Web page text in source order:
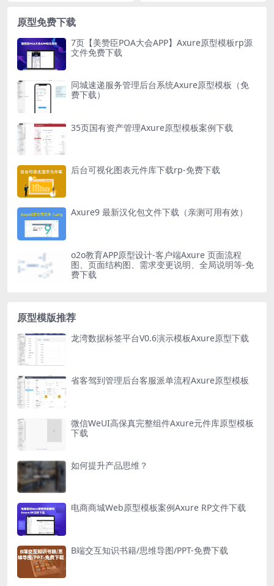
原型免费下载
7页【美赞臣POA大会APP】Axure原型模板rp源
文件免费下载
同城速递服务管理后台系统Axure原型模板（免
费下载）
35页国有资产管理Axure原型模板案例下载
后台可视化图表元件库下载rp-免费下载
Axure9 最新汉化包文件下载（亲测可用有效）
o2o教育APP原型设计-客户端Axure 页面流程
图、页面结构图、需求变更说明、全局说明等-免
费下载
原型模版推荐
龙湾数据标签平台V0.6演示模板Axure原型下载
省客驾到管理后台客服派单流程Axure原型模板
微信WeUI高保真完整组件Axure元件库原型模板
下载
如何提升产品思维？
电商商城Web原型模板案例Axure RP文件下载
B端交互知识书籍/思维导图/PPT-免费下载